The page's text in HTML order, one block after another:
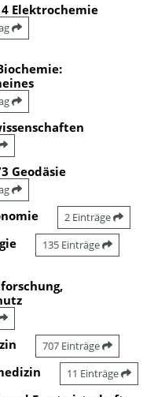
Elektrochemie
Geodäsie
2 Einträge
135 Einträge
707 Einträge
11 Einträge